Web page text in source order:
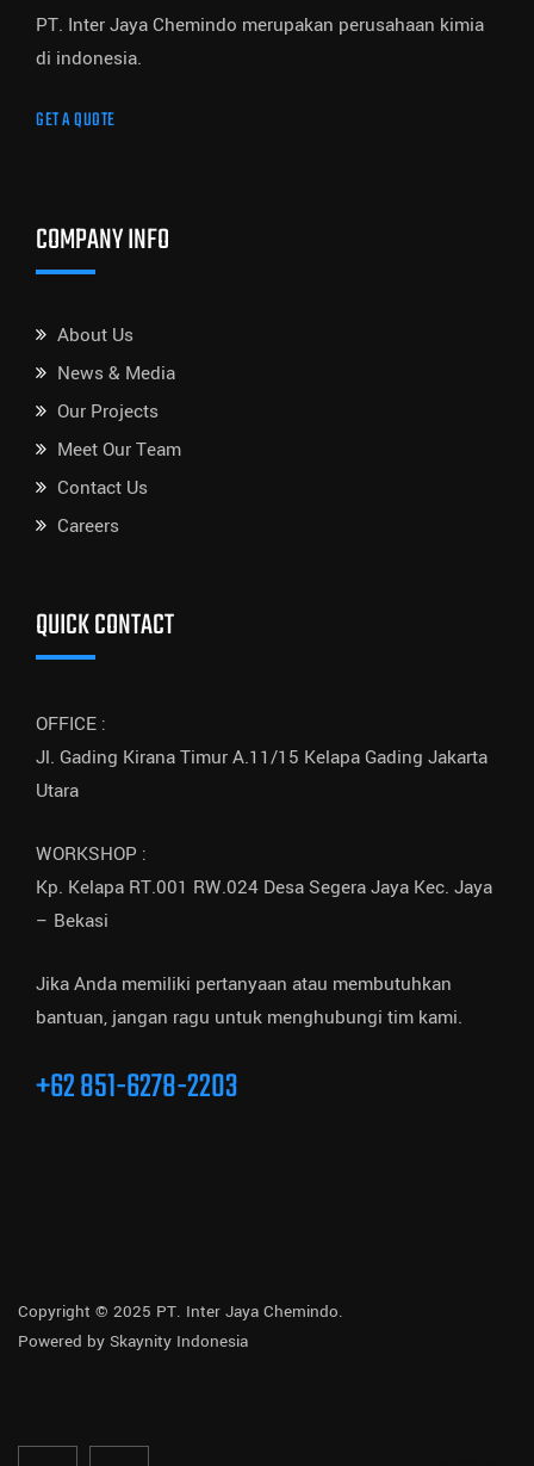
PT. Inter Jaya Chemindo merupakan perusahaan kimia
di indonesia.
GET A QUOTE
COMPANY INFO
About Us
News & Media
Our Projects
Meet Our Team
Contact Us
Careers
QUICK CONTACT
OFFICE :
Jl. Gading Kirana Timur A.11/15 Kelapa Gading Jakarta
Utara
WORKSHOP :
Kp. Kelapa RT.001 RW.024 Desa Segera Jaya Kec. Jaya
– Bekasi
Jika Anda memiliki pertanyaan atau membutuhkan
bantuan, jangan ragu untuk menghubungi tim kami.
+62 851-6278-2203
Copyright © 2025 PT. Inter Jaya Chemindo.
Powered by Skaynity Indonesia